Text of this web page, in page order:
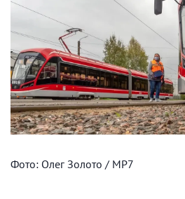
Фото: Олег Золото / МР7